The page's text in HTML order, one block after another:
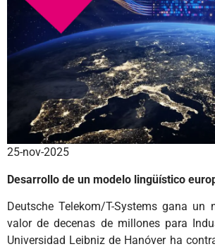
25-nov-2025
Desarrollo de un modelo lingüístico
Deutsche Telekom/T-Systems gana un
valor de decenas de millones para
Universidad Leibniz de Hanóver ha